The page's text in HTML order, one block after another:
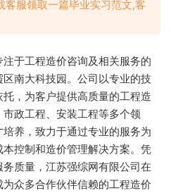
客服领取一篇毕业实习范文,客
于工程造价咨询及相关服务的
南大科技园。公司以专业的技
，为客户提供高质量的工程造
政工程、安装工程等多个领
养，致力于通过专业的服务为
控制和造价管理解决方案。凭
质量，江苏强综网有限公司在
众多合作伙伴信赖的工程造价